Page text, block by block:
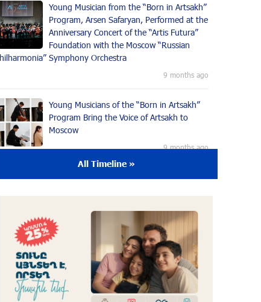
Young Musician from the “Born in Artsakh”
Program, Arsen Safaryan, Performed at the
Anniversary Concert of the “Artis Futura”
Foundation with the Moscow “Russian
Symphony Orchestra
9 months ago
Young Musicians of the “Born in Artsakh”
Program Bring the Voice of Artsakh to
Moscow
9 months ago
The Sound of Artsakh in the USA
Educational Trip and First U.S. Concert of
the Music for Future Foundation’s Young
Musicians
10 months ago
All Timeline »